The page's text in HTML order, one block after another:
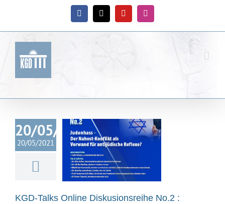
Facebook
X YouTubeInstagram
20/05/2021
20/05/2021
–
Konflikt
für
KGD-Talks Online Diskusionsreihe No.2 :